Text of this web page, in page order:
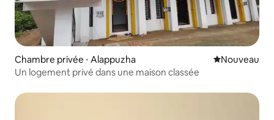
Chambre privée ⋅ Alappuzha Nouvel
Nouveau
Un logement privé dans une maison classée